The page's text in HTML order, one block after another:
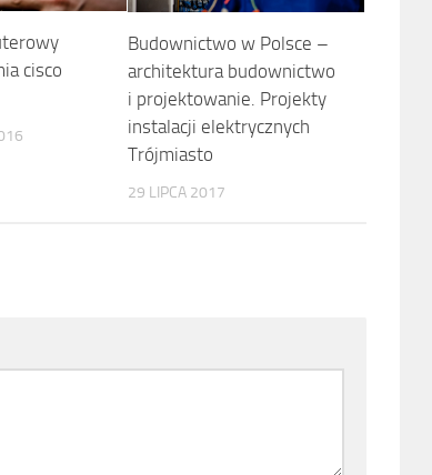
cisco
Budownictwo w Polsce –
architektura budownictwo
i projektowanie. Projekty
instalacji elektrycznych
Trójmiasto
29 LIPCA 2017